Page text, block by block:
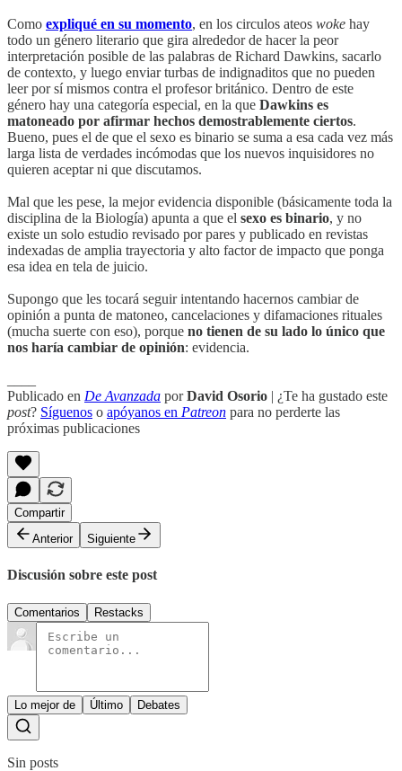
Como expliqué en su momento, en los circulos ateos woke hay
todo un género literario que gira alrededor de hacer la peor
interpretación posible de las palabras de Richard Dawkins, sacarlo
de contexto, y luego enviar turbas de indignaditos que no pueden
leer por sí mismos contra el profesor británico. Dentro de este
género hay una categoría especial, en la que Dawkins es
matoneado por afirmar hechos demostrablemente ciertos.
Bueno, pues el de que el sexo es binario se suma a esa cada vez más
larga lista de verdades incómodas que los nuevos inquisidores no
quieren aceptar ni que discutamos.
Mal que les pese, la mejor evidencia disponible (básicamente toda la
disciplina de la Biología) apunta a que el sexo es binario, y no
existe un solo estudio revisado por pares y publicado en revistas
indexadas de amplia trayectoria y alto factor de impacto que ponga
esa idea en tela de juicio.
Supongo que les tocará seguir intentando hacernos cambiar de
opinión a punta de matoneo, cancelaciones y difamaciones rituales
(mucha suerte con eso), porque no tienen de su lado lo único que
nos haría cambiar de opinión: evidencia.
Publicado en De Avanzada porDavid Osorio | ¿Te ha gustado este
post? Síguenos o apóyanos en Patreon para no perderte las
próximas publicaciones
Compartir
Anterior
Siguiente
Discusión sobre este post
Comentarios Restacks
Lo mejor de Último Debates
Sin posts